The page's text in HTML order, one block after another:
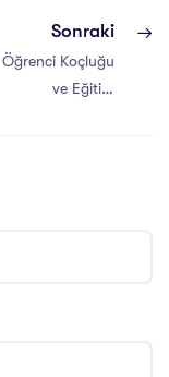
Sonraki
Öğrenci Koçluğu
ve Eğitim